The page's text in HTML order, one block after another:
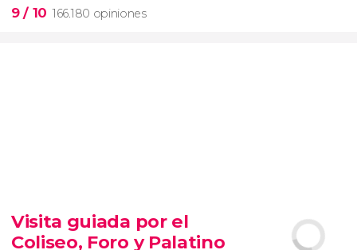
9/ 10 166.180 opiniones
visita guiada por los Museos Vaticanos y la Capilla
Sixtina
Visita guiada por el
Coliseo, Foro y Palatino